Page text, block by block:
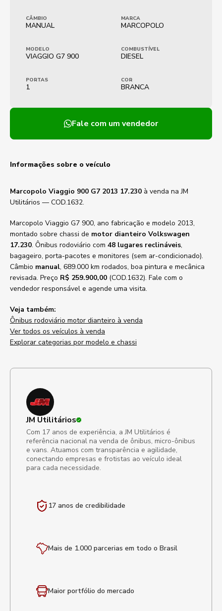
CÂMBIO
MANUAL
MARCA
MARCOPOLO
MODELO
VIAGGIO G7 900
COMBUSTÍVEL
DIESEL
PORTAS
1
COR
BRANCA
Fale com um vendedor
Informações sobre o veículo
Marcopolo Viaggio 900 G7 2013 17.230 à venda na JM
Utilitários — COD.1632.
Marcopolo Viaggio G7 900, ano fabricação e modelo 2013,
montado sobre chassi de motor dianteiro Volkswagen
17.230. Ônibus rodoviário com 48 lugares reclináveis,
bagageiro, porta-pacotes e monitores (sem ar-condicionado).
Câmbio manual, 689.000 km rodados, boa pintura e mecânica
revisada. Preço R$ 259.900,00 (COD.1632). Fale com o
vendedor responsável e agende uma visita.
Veja também:
Ônibus rodoviário motor dianteiro à venda
Ver todos os veículos à venda
Explorar categorias por modelo e chassi
JM Utilitários
Com 17 anos de experiência, a JM Utilitários é
referência nacional na venda de ônibus, micro-ônibus
e vans. Atuamos com transparência e agilidade,
conectando empresas e frotistas ao veículo ideal
para cada necessidade.
17 anos de credibilidade
Mais de 1.000 parcerias em todo o Brasil
Maior portfólio do mercado